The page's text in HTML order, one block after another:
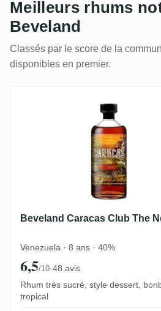
Meilleurs rhums
Beveland
Classés par le score de la
disponibles en premier.
Beveland Caracas Club
Beveland Caracas Club The
Venezuela · 8 ans · 40%
6,5/10·48 avis
Rhum très sucré, style dessert,
tropical